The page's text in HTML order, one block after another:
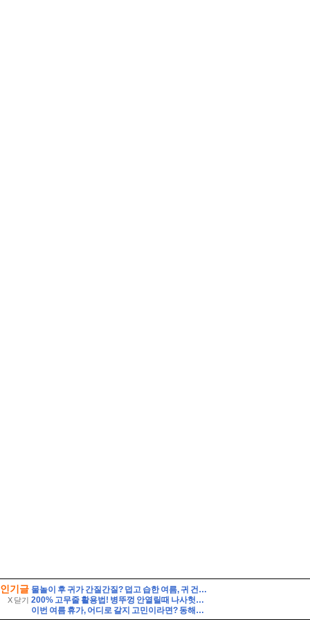
인기글
X 닫기
물놀이 후 귀가 간질간질? 덥고 습한 여름, 귀 건강 지키는 법
200% 고무줄 활용법! 병뚜껑 안열릴때 나사헛돌때 논슬립옷걸이 전선정리 사용 팁
이번 여름 휴가, 어디로 갈지 고민이라면? 동해안 해수욕장 개폐장 일정 지금 바로 확인해 보세요!